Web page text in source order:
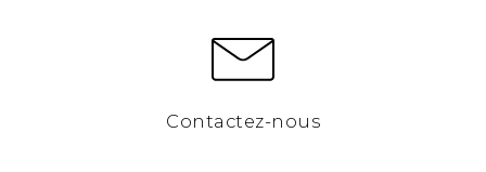
Contactez-nous